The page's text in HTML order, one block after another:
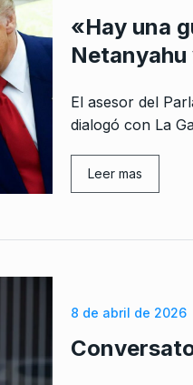
«Hay una
El asesor del
dialogó con La
Leer mas
8 de abril de 2026